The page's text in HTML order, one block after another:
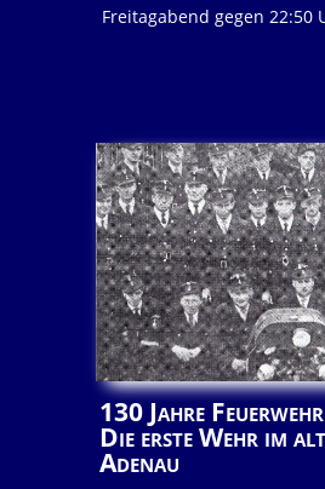
Freitagabend gegen 22:50
130 Jahre
Die erste Wehr im
Adenau